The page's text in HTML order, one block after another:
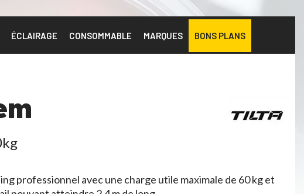
ÉCLAIRAGE CONSOMMABLE MARQUES BONS PLANS
professionnel avec une charge utile maximale de 60 kg et